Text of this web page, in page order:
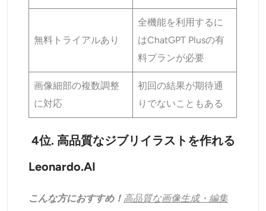
無料トライアルあり
全機能を利用するに
はChatGPT Plusの有
料プランが必要
画像細部の複数調整
に対応
初回の結果が期待通
りでないこともある
4位. 高品質なジブリイラストを作れる
Leonardo.AI
こんな方におすすめ！ 高品質な画像生成・編集